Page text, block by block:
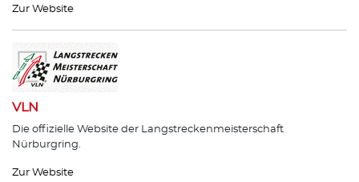
Zur Website
VLN
Die offizielle Website der Langstreckenmeisterschaft
Nürburgring.
Zur Website